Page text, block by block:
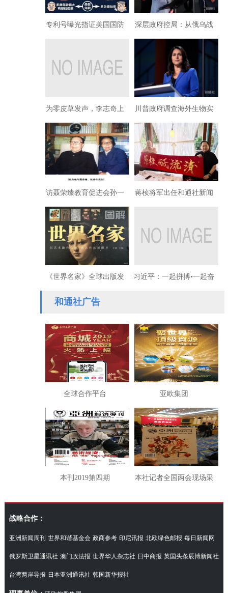
专利号曝光指证美国国防
病毒！
深层政府控局：从俄乌战
火转向亚太冲突都藏着资
本獠牙
为零皮草发声，李志奇上
海获番石榴奖
川普政府调查海外生物实
验室，警惕深层政府释
放“害他病毒”重蹈新冠覆
辙
访聂荣臻教育促进会孙一
鉴会长：聂荣臻元帅在香
港的“潜伏岁月”
蒋桢将军出任和通社新闻
《世界名家》全球出版发
行刘浩锋艺术作品被评“时
代良心”
习近平：一起拼搏•一起奋
和通社广告
全球合作平台 亚欧集团
本刊2019第四期 本社记者全国两会现场采
访湖南代表团
战略合作：
亚洲新闻周刊 世界和谐基金会 政商参考 印尼讯报 北欧绿色邮报 每日新闻网
俄罗斯卫星通讯社 澳门政法报 世界华人杂志社 日中商报 英国头条辰博新闻社
台湾两岸导报 日本亚洲通讯社 韩国新华报社